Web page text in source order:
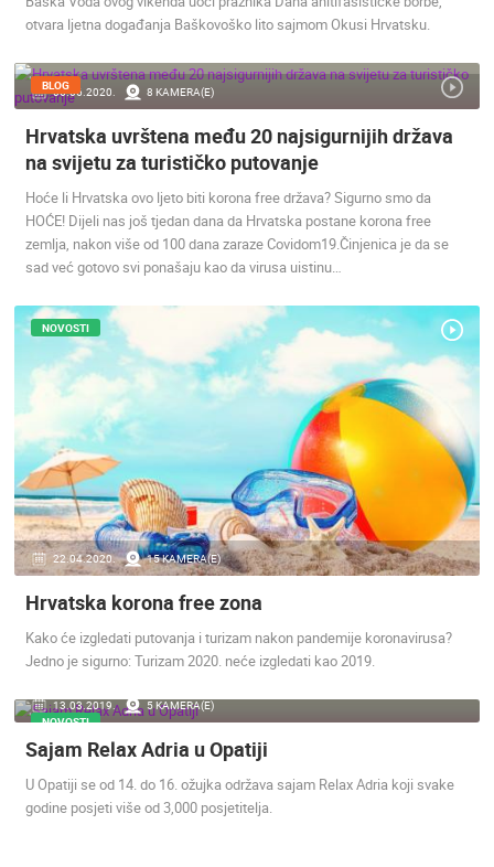
otvara ljetna događanja Baškovoško lito sajmom Okusi Hrvatsku.
06.06.2020. 8 KAMERA(E)
BLOG
Hrvatska uvrštena među 20 najsigurnijih država
na svijetu za turističko putovanje
Hoće li Hrvatska ovo ljeto biti korona free država? Sigurno smo da
HOĆE! Dijeli nas još tjedan dana da Hrvatska postane korona free
zemlja, nakon više od 100 dana zaraze Covidom19.Činjenica je da se
sad već gotovo svi ponašaju kao da virusa uistinu…
22.04.2020. 15 KAMERA(E)
NOVOSTI
Hrvatska korona free zona
Kako će izgledati putovanja i turizam nakon pandemije koronavirusa?
Jedno je sigurno: Turizam 2020. neće izgledati kao 2019.
13.03.2019.
5 KAMERA(E)
NOVOSTI
Sajam Relax Adria u Opatiji
U Opatiji se od 14. do 16. ožujka održava sajam Relax Adria koji svake
godine posjeti više od 3,000 posjetitelja.